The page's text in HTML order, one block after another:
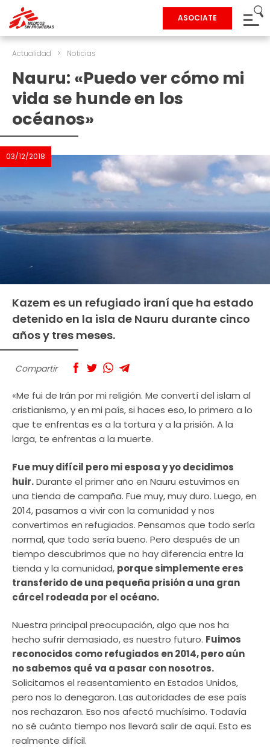
ASOCIATE
Actualidad > Noticias
Nauru: «Puedo ver cómo mi
vida se hunde en los
océanos»
03/12/2018
Kazem es un refugiado iraní que ha estado
detenido en la isla de Nauru durante cinco
años y tres meses.
Compartir
«Me fui de Irán por mi religión. Me convertí del islam al
cristianismo, y en mi país, si haces eso, lo primero a lo
que te enfrentas es a la tortura y a la prisión. A la
larga, te enfrentas a la muerte.
Fue muy difícil pero mi esposa y yo decidimos
huir.Durante el primer año en Nauru estuvimos en
una tienda de campaña. Fue muy, muy duro. Luego, en
2014, pasamos a vivir con la comunidad y nos
convertimos en refugiados. Pensamos que todo sería
normal, que todo sería bueno. Pero después de un
tiempo descubrimos que no hay diferencia entre la
tienda y la comunidad, porque simplemente eres
transferido de una pequeña prisión a una gran
cárcel rodeada por el océano.
Nuestra principal preocupación, algo que nos ha
hecho sufrir demasiado, es nuestro futuro. Fuimos
reconocidos como refugiados en 2014, pero aún
no sabemos qué va a pasar con nosotros.
Solicitamos el reasentamiento en Estados Unidos,
pero nos lo denegaron. Las autoridades de ese país
nos rechazaron. Eso nos afectó muchísimo. Todavía
no sé cuánto tiempo nos llevará salir de aquí. Esto es
realmente difícil.